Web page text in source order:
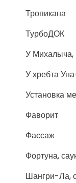
Тропикана
ТурбоДОК
У Михалыча,
У хребта
Установка
Фаворит
Фассаж
Фортуна,
Шангри-Ла,